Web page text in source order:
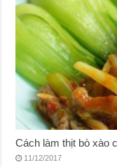
Cách làm thịt bò xào
11/12/2017